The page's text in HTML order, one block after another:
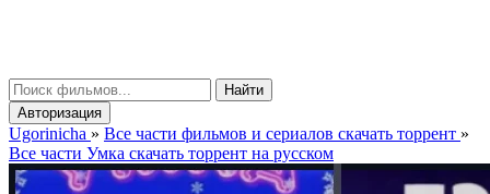
Найти
Авторизация
Ugorinicha » Все части фильмов и сериалов скачать торрент »
Все части Умка скачать торрент на русском